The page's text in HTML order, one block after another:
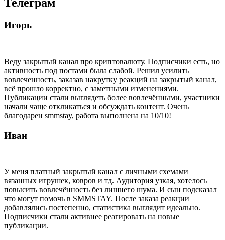
Телеграм
Игорь
Веду закрытый канал про криптовалюту. Подписчики есть, но
активность под постами была слабой. Решил усилить
вовлеченность, заказав накрутку реакций на закрытый канал,
всё прошло корректно, с заметными изменениями.
Публикации стали выглядеть более вовлечёнными, участники
начали чаще откликаться и обсуждать контент. Очень
благодарен smmstay, работа выполнена на 10/10!
Иван
У меня платный закрытый канал с личными схемами
вязанных игрушек, ковров и тд. Аудитория узкая, хотелось
повысить вовлечённость без лишнего шума. И сын подсказал
что могут помочь в SMMSTAY. После заказа реакции
добавлялись постепенно, статистика выглядит идеально.
Подписчики стали активнее реагировать на новые
публикации.